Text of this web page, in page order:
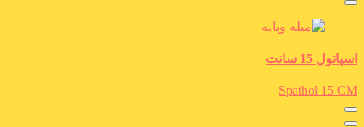
اسپاتول 15 سانت
Spathol 15 CM